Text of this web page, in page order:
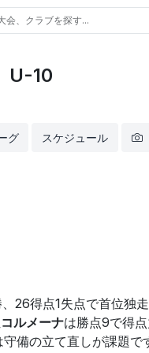
会、クラブを探す...
U-10
グ スケジュール
26得点1失点で首位独
コルメーナは勝点9で得
備の立て直しが課題で